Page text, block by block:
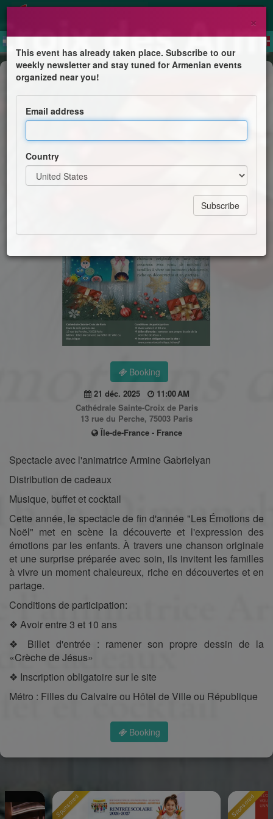
Children's Program
Les Émotions de Noël
Cathédrale Sainte-Croix des Arméniens Catholiques
Booking
21 déc. 2025
11:00 AM
Cathédrale Sainte-Croix de Paris
13 rue du Perche, 75003 Paris
Île-de-France - France
Spectacle avec l'animatrice Armine Gabrielyan
Distribution de cadeaux
Musique, buffet et cocktail
Cette année, le spectacle de fin d'année "Les Émotions de
Noël" met en scène la découverte et l'expression des
émotions par les enfants. À travers une chanson originale
et une surprise préparée avec soin, ils invitent les familles
à vivre un moment chaleureux, riche en découvertes et en
partage.
Conditions de participation:
❖ Avoir entre 3 et 10 ans
❖ Billet d'entrée : ramener son propre dessin de la
«Crèche de Jésus»
❖ Inscription obligatoire sur le site
Métro : Filles du Calvaire ou Hôtel de Ville ou République
Booking
Sponsored
×
This event has already taken place. Subscribe to our
weekly newsletter and stay tuned for Armenian events
organized near you!
Email address
Country